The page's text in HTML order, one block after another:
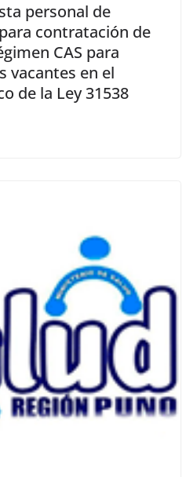
personal de
contratación de
CAS para
vacantes en el
de la Ley 31538